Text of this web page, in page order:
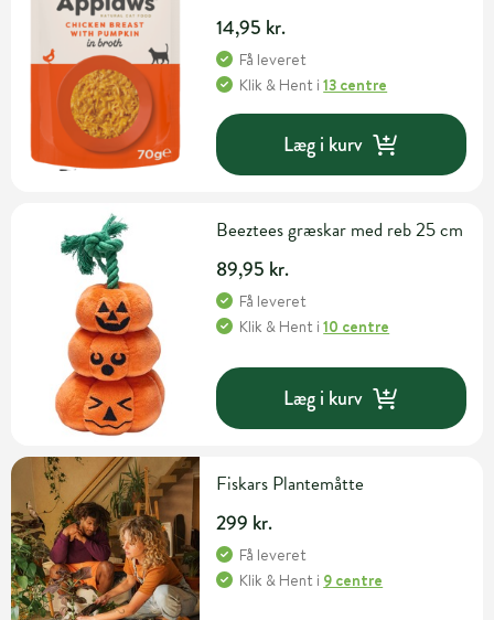
14,95 kr.
Få leveret
Klik & Hent i13 centre
Læg i kurv
Beeztees græskar med reb 25 cm
89,95 kr.
Få leveret
Klik & Hent i10 centre
Læg i kurv
Fiskars Plantemåtte
299 kr.
Få leveret
Klik & Hent i 9 centre